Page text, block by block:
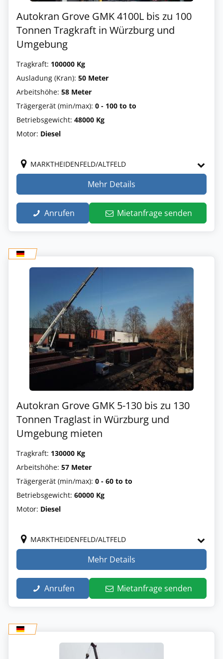
Autokran Grove GMK 4100L bis zu 100
Tonnen Tragkraft in Würzburg und
Umgebung
Tragkraft: 100000 Kg
Ausladung (Kran): 50 Meter
Arbeitshöhe: 58 Meter
Trägergerät (min/max): 0 - 100 to to
Betriebsgewicht: 48000 Kg
Motor: Diesel
MARKTHEIDENFELD/ALTFELD
Mehr Details
Anrufen Mietanfrage senden
Autokran Grove GMK 5-130 bis zu 130
Tonnen Traglast in Würzburg und
Umgebung mieten
Tragkraft: 130000 Kg
Arbeitshöhe: 57 Meter
Trägergerät (min/max): 0 - 60 to to
Betriebsgewicht: 60000 Kg
Motor: Diesel
MARKTHEIDENFELD/ALTFELD
Mehr Details
Anrufen Mietanfrage senden